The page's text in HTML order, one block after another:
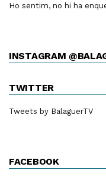
Ho sentim, no hi ha
INSTAGRAM
TWITTER
Tweets by BalaguerTV
FACEBOOK